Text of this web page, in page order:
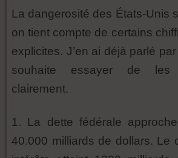
La dangerosité des États-Unis
on tient compte de certains
explicites. J’en ai déjà parlé
souhaite essayer de les
clairement.
1. La dette fédérale
40.000 milliards de dollars. Le